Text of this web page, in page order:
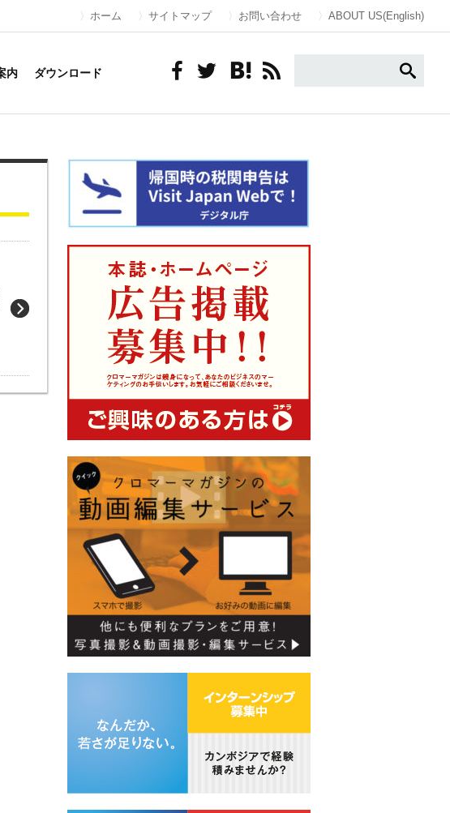
ホーム サイトマップ お問い合わせ ABOUT US(English)
内 ダウンロード